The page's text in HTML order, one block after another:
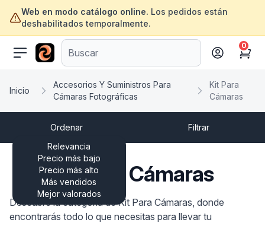
Web en modo catálogo online. Los pedidos están
deshabilitados temporalmente.
ofertasinformatica.com
Cart
0
Inicio
Accesorios Y Suministros Para
Cámaras Fotográficas
Kit Para
Cámaras
Ordenar
Relevancia
Precio más bajo
Precio más alto
Más vendidos
Mejor valorados
Filtrar
Kit Para Cámaras
Descubre la categoría de Kit Para Cámaras, donde
encontrarás todo lo que necesitas para llevar tu